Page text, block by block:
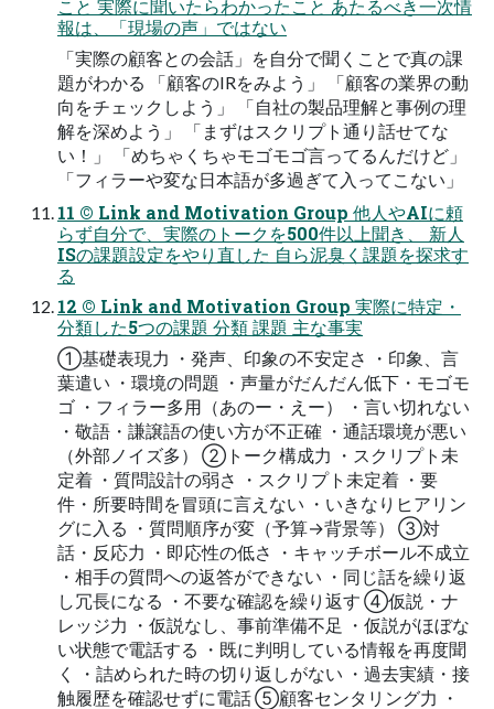
こと 実際に聞いたらわかったこと あたるべき一次情
報は、「現場の声」ではない
「実際の顧客との会話」を自分で聞くことで真の課
題がわかる 「顧客のIRをみよう」 「顧客の業界の動
向をチェックしよう」 「自社の製品理解と事例の理
解を深めよう」 「まずはスクリプト通り話せてな
い！」 「めちゃくちゃモゴモゴ言ってるんだけど」
「フィラーや変な日本語が多過ぎて入ってこない」
11 © Link and Motivation Group 他人やAIに頼
らず自分で、実際のトークを500件以上聞き、 新人
ISの課題設定をやり直した 自ら泥臭く課題を探求す
る
12 © Link and Motivation Group 実際に特定・
分類した5つの課題 分類 課題 主な事実
①基礎表現力 ・発声、印象の不安定さ ・印象、言
葉遣い ・環境の問題 ・声量がだんだん低下・モゴモ
ゴ ・フィラー多用（あのー・えー） ・言い切れない
・敬語・謙譲語の使い方が不正確 ・通話環境が悪い
（外部ノイズ多） ②トーク構成力 ・スクリプト未
定着 ・質問設計の弱さ ・スクリプト未定着 ・要
件・所要時間を冒頭に言えない ・いきなりヒアリン
グに入る ・質問順序が変（予算→背景等） ③対
話・反応力 ・即応性の低さ ・キャッチボール不成立
・相手の質問への返答ができない ・同じ話を繰り返
し冗長になる ・不要な確認を繰り返す ④仮説・ナ
レッジ力 ・仮説なし、事前準備不足 ・仮説がほぼな
い状態で電話する ・既に判明している情報を再度聞
く ・詰められた時の切り返しがない ・過去実績・接
触履歴を確認せずに電話 ⑤顧客センタリング力 ・